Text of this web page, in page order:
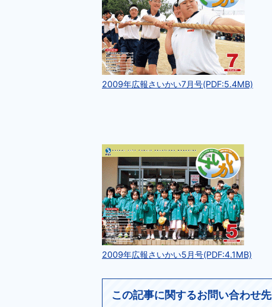
2009年広報さいかい7月号(PDF:5.4MB)
2009年広報さいかい5月号(PDF:4.1MB)
この記事に関するお問い合わせ先